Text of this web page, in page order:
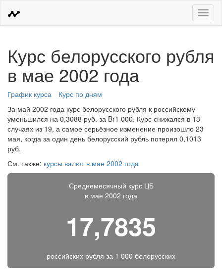
Меню
Курс белорусского рубля
в мае 2002 года
График курса
Курс по дням
За май 2002 года курс белорусского рубля к российскому
уменьшился на 0,3088 руб. за Br1 000. Курс снижался в 13
случаях из 19, а самое серьёзное изменение произошло 23
мая, когда за один день белорусский рубль потерял 0,1013
руб.
См. также: курсы валют в мае 2002 года
Среднемесячный курс ЦБ
в мае 2002 года
17,7835
российских рубля за 1 000 белорусских